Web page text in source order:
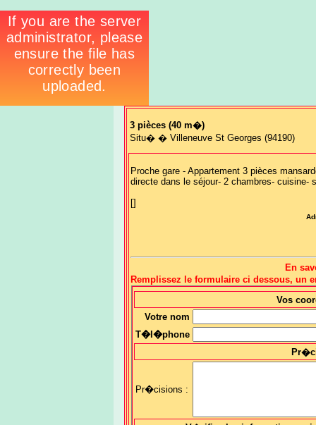
3 pièces (40 m�)
Situ� � Villeneuve St Georges (94190)
Proche gare - Appartement 3 pièces
directe dans le séjour- 2 chambres- cuisine-
[]
En
Remplissez le formulaire ci dessous, un
Vos
Votre nom
T�l�phone
Pr�cisions :